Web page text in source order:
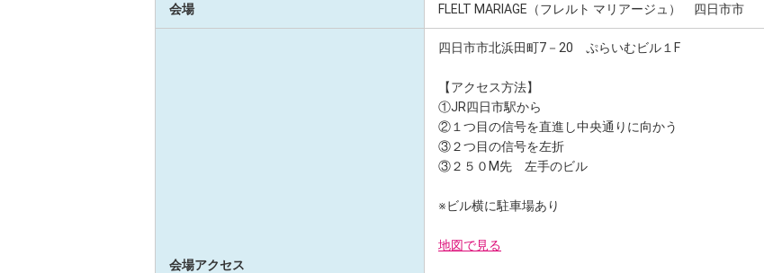
会場 FLELT MARIAGE（フレルト マリアージュ） 四日市市
会場アクセス
四日市市北浜田町7－20 ぷらいむビル１F
【アクセス方法】
①JR四日市駅から
②１つ目の信号を直進し中央通りに向かう
③２つ目の信号を左折
③２５０M先 左手のビル
※ビル横に駐車場あり
地図で見る